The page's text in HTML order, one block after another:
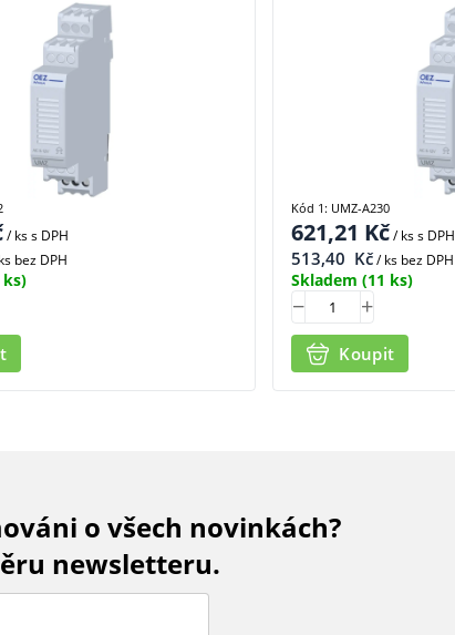
/ kss DPH
bez DPH
ks)
621,21 Kč/ kss DPH
513,40 Kč/ ks bez DPH
Skladem (11 ks)
Koupit
Kód 1: UMZ-A230
o všech novinkách?
newsletteru.